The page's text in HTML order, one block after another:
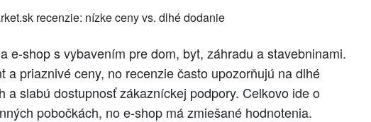
recenzie: nízke ceny vs. dlhé dodanie
e‑shop s vybavením pre dom, byt, záhradu a stavebninami.
a priaznivé ceny, no recenzie často upozorňujú na dlhé
a slabú dostupnosť zákazníckej podpory. Celkovo ide o
pobočkách, no e‑shop má zmiešané hodnotenia.